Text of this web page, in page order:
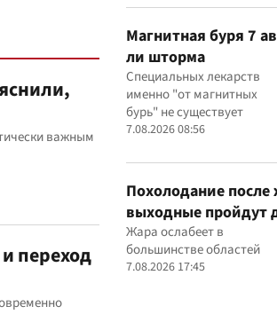
важным
переход
предприятием
Магнитная буря 7
ли шторма
Специальных лекарств
именно "от магнитных
бурь" не существует
7.08.2026 08:56
Похолодание после
выходные пройдут
Жара ослабеет в
большинстве областей
7.08.2026 17:45